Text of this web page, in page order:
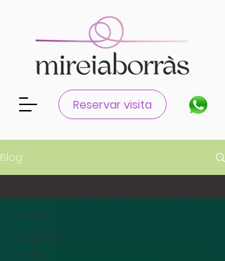
Reservar visita
Blog
Ver todo
Terapia de
pareja